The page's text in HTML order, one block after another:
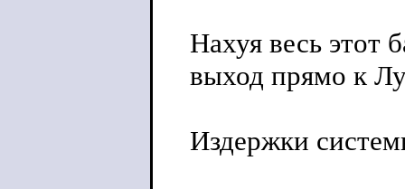
Нахуя весь этот
выход прямо к
Издержки